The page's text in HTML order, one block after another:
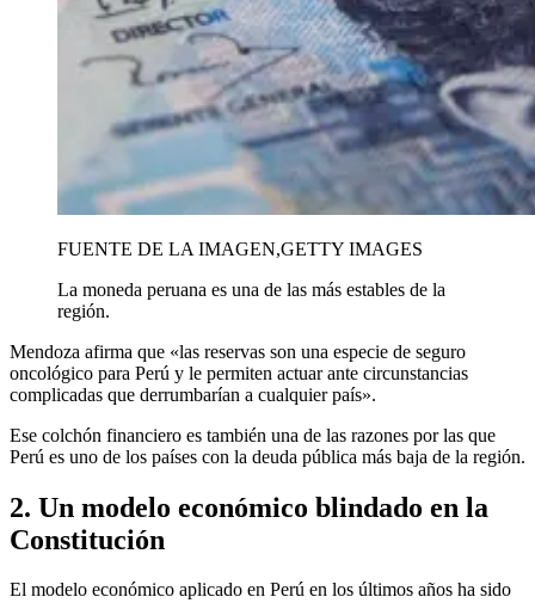
FUENTE DE LA IMAGEN,GETTY IMAGES
La moneda peruana es una de las más estables de la
región.
Mendoza afirma que «las reservas son una especie de seguro
oncológico para Perú y le permiten actuar ante circunstancias
complicadas que derrumbarían a cualquier país».
Ese colchón financiero es también una de las razones por las que
Perú es uno de los países con la deuda pública más baja de la región.
2. Un modelo económico blindado en la
Constitución
El modelo económico aplicado en Perú en los últimos años ha sido